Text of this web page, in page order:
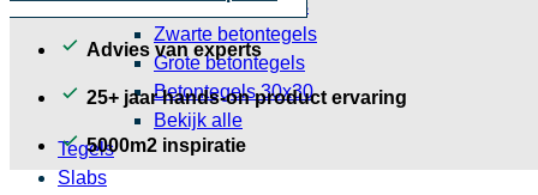
Grijze betontegels
Zwarte betontegels
Grote betontegels
Betontegels 30x30
Bekijk alle
Tegels
Slabs
Advies van experts
25+ jaar hands-on product ervaring
5000m2 inspiratie